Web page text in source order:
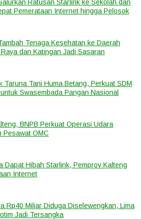
Ratusan Starlink ke Sekolah dan
Pemerataan Internet hingga Pelosok
Tenaga Kesehatan ke Daerah
dan Katingan Jadi Sasaran
Taruna Tani Huma Betang, Perkuat SDM
Swasembada Pangan Nasional
BNPB Perkuat Operasi Udara
Pesawat OMC
Dapat Hibah Starlink, Pemprov Kalteng
Internet
Rp40 Miliar Diduga Diselewengkan, Lima
Jadi Tersangka